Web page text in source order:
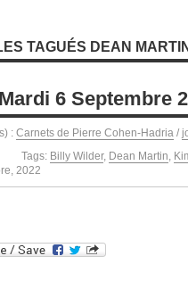
TAGUÉS DEAN MARTIN
6 Septembre
: Carnets de Pierre Cohen-Hadria /
Tags: Billy Wilder, Dean Martin,
2022